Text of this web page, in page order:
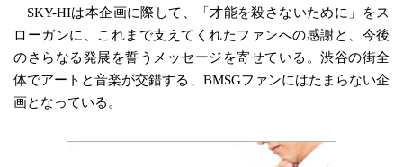
SKY-HIは本企画に際して、「才能を殺さないために」をス
ローガンに、これまで支えてくれたファンへの感謝と、今後
のさらなる発展を誓うメッセージを寄せている。渋谷の街全
体でアートと音楽が交錯する、BMSGファンにはたまらない企
画となっている。